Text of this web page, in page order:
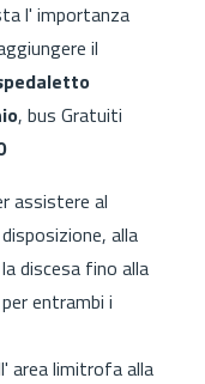
l' importanza
il
, bus Gratuiti
assistere al
alla
discesa fino alla
entrambi i
area limitrofa alla